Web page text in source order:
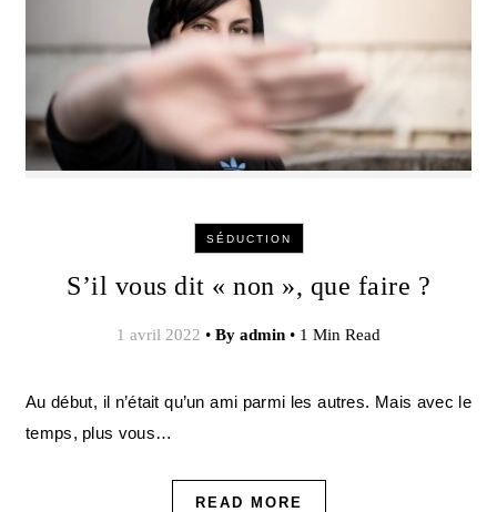
SÉDUCTION
S’il vous dit « non », que faire ?
1 avril 2022 • By admin • 1 Min Read
Au début, il n’était qu’un ami parmi les autres. Mais avec le
temps, plus vous…
READ MORE